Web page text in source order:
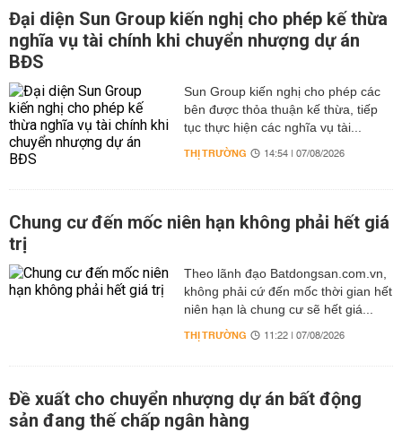
Đại diện Sun Group kiến nghị cho phép kế thừa
nghĩa vụ tài chính khi chuyển nhượng dự án
BĐS
Sun Group kiến nghị cho phép các
bên được thỏa thuận kế thừa, tiếp
tục thực hiện các nghĩa vụ tài...
THỊ TRƯỜNG 14:54 | 07/08/2026
Chung cư đến mốc niên hạn không phải hết giá
trị
Theo lãnh đạo Batdongsan.com.vn,
không phải cứ đến mốc thời gian hết
niên hạn là chung cư sẽ hết giá...
THỊ TRƯỜNG 11:22 | 07/08/2026
Đề xuất cho chuyển nhượng dự án bất động
sản đang thế chấp ngân hàng